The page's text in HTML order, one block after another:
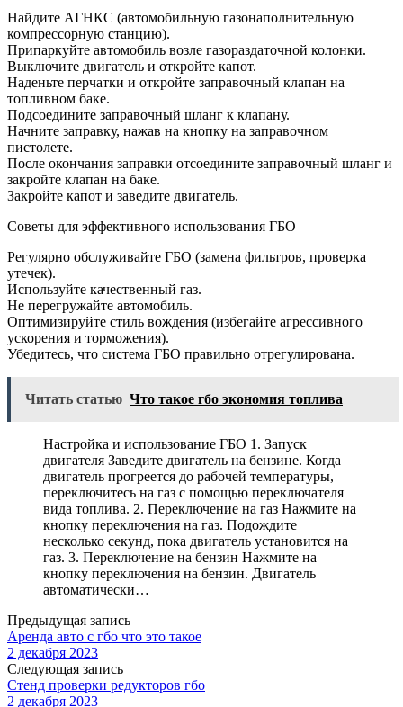
Найдите АГНКС (автомобильную газонаполнительную
компрессорную станцию).
Припаркуйте автомобиль возле газораздаточной колонки.
Выключите двигатель и откройте капот.
Наденьте перчатки и откройте заправочный клапан на
топливном баке.
Подсоедините заправочный шланг к клапану.
Начните заправку, нажав на кнопку на заправочном
пистолете.
После окончания заправки отсоедините заправочный шланг и
закройте клапан на баке.
Закройте капот и заведите двигатель.
Советы для эффективного использования ГБО
Регулярно обслуживайте ГБО (замена фильтров, проверка
утечек).
Используйте качественный газ.
Не перегружайте автомобиль.
Оптимизируйте стиль вождения (избегайте агрессивного
ускорения и торможения).
Убедитесь, что система ГБО правильно отрегулирована.
Читать статью Что такое гбо экономия топлива
Настройка и использование ГБО 1. Запуск
двигателя Заведите двигатель на бензине. Когда
двигатель прогреется до рабочей температуры,
переключитесь на газ с помощью переключателя
вида топлива. 2. Переключение на газ Нажмите на
кнопку переключения на газ. Подождите
несколько секунд, пока двигатель установится на
газ. 3. Переключение на бензин Нажмите на
кнопку переключения на бензин. Двигатель
автоматически…
Предыдущая запись
Аренда авто с гбо что это такое
2 декабря 2023
Следующая запись
Стенд проверки редукторов гбо
2 декабря 2023